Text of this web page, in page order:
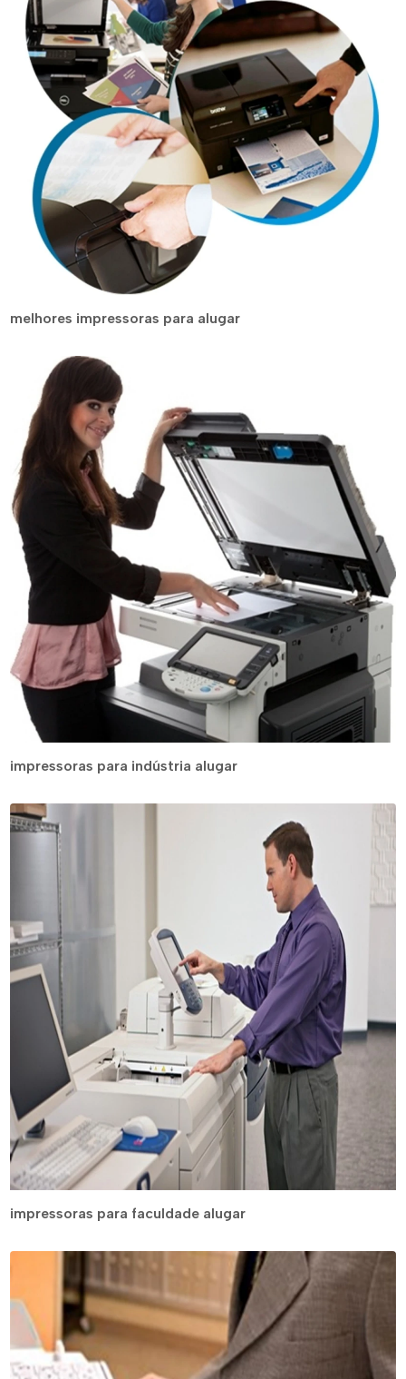
melhores impressoras para alugar
impressoras para indústria alugar
impressoras para faculdade alugar